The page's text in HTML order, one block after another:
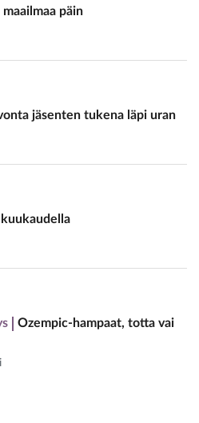
päin
jäsenten tukena läpi uran
Ozempic-hampaat, totta vai